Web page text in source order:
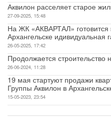
Аквилон расселяет старое
27-09-2025, 15:48
На ЖК «АКВАРТАЛ» готовится
Архангельске идивидуальная
26-05-2025, 17:42
Продолжается строительство
26-06-2024, 11:28
19 мая стартуют продажи
Группы Аквилон в
15-05-2023, 23:54